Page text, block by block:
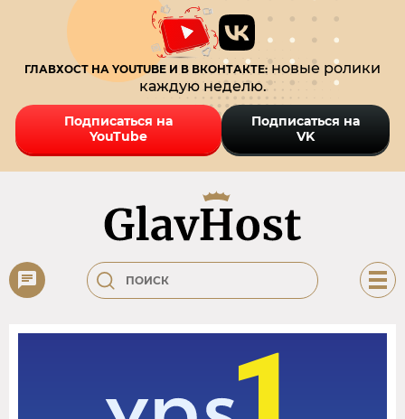
ГЛАВХОСТ НА YOUTUBE И В ВКОНТАКТЕ:новые ролики
каждую неделю.
Подписаться на
YouTube
Подписаться на
VK